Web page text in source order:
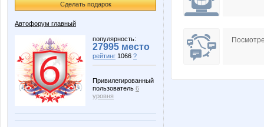
Сделать подарок
Автофорум главный
популярность:
27995 место
рейтинг 1066 ?
Привилегированный
пользователь 6
уровня